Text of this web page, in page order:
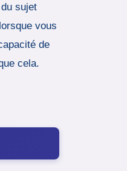
sujet
vous
de
cela.